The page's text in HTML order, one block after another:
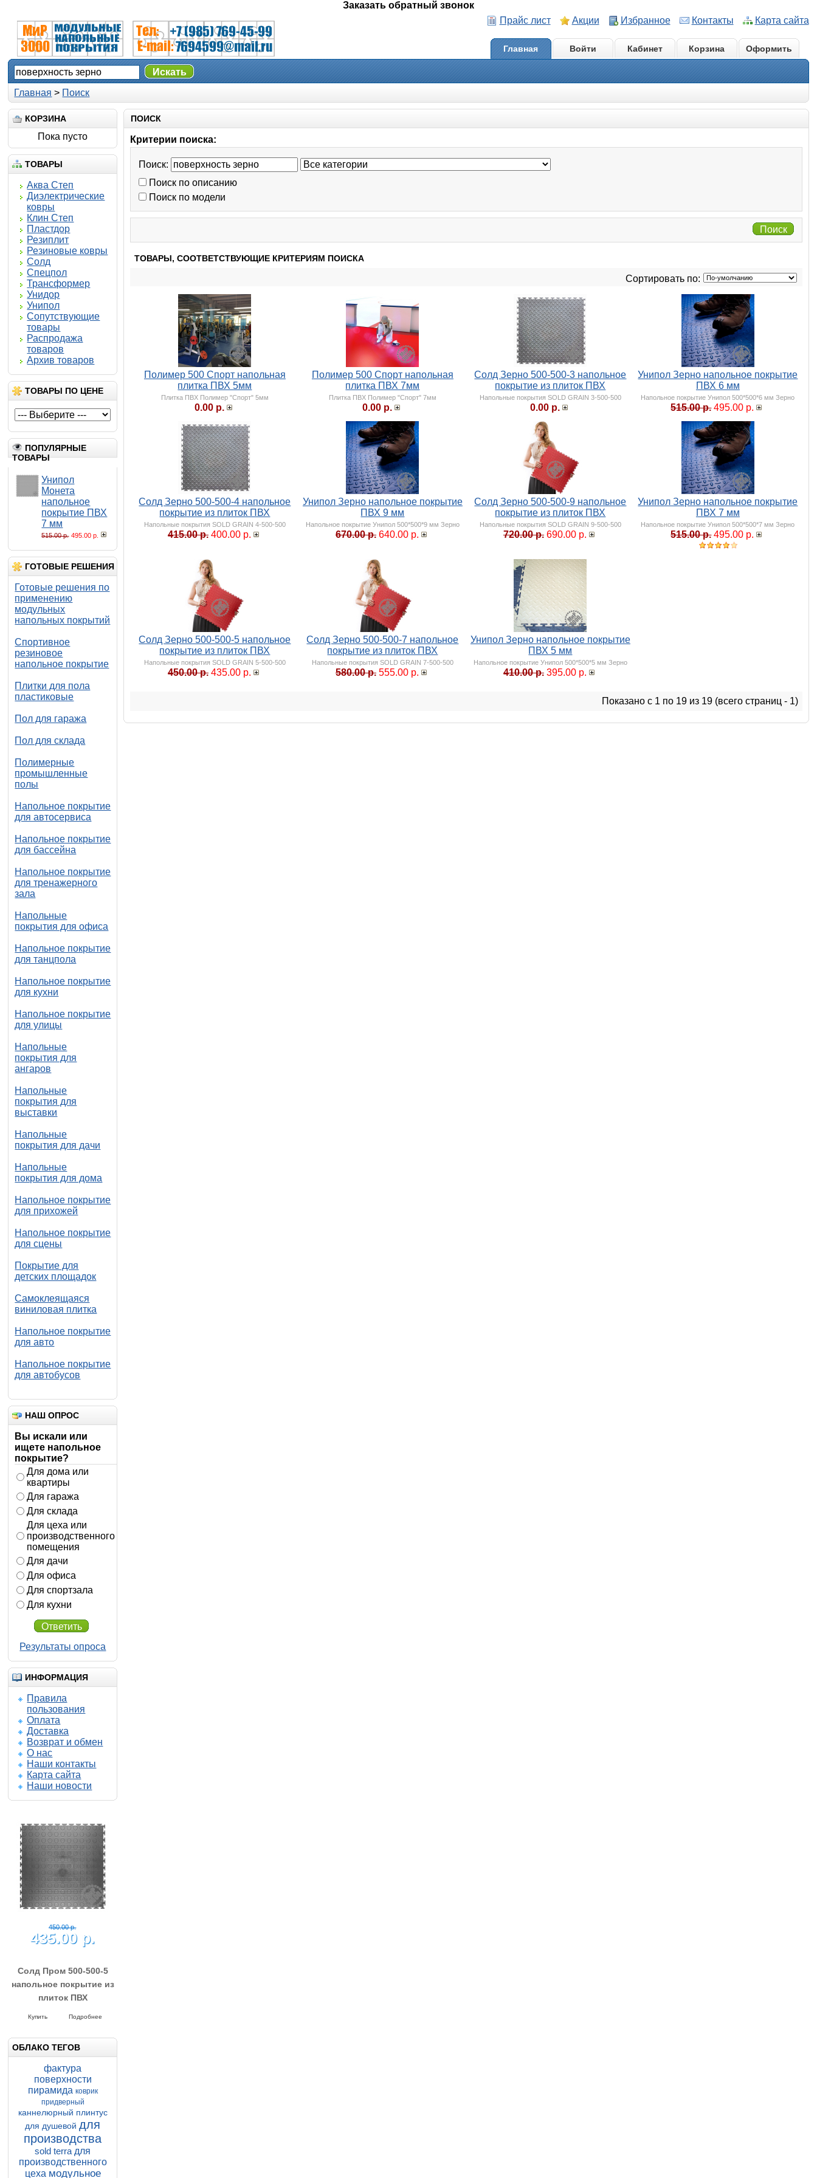
Заказать обратный звонок
Прайс лист
Акции Избранное Контакты Карта сайта
Главная Войти Кабинет Корзина Оформить
Искать
Главная > Поиск
КОРЗИНА
Пока пусто
ТОВАРЫ
Аква Степ
Диэлектрические
ковры
Клин Степ
Пластдор
Резиплит
Резиновые ковры
Солд
Спецпол
Трансформер
Унидор
Унипол
Сопутствующие
товары
Распродажа
товаров
Архив товаров
ТОВАРЫ ПО ЦЕНЕ
ПОПУЛЯРНЫЕ
ТОВАРЫ
Унипол
Монета
напольное
покрытие ПВХ
7 мм
515.00 р. 495.00 р.
ГОТОВЫЕ РЕШЕНИЯ
Готовые решения по
применению
модульных
напольных покрытий
Спортивное
резиновое
напольное покрытие
Плитки для пола
пластиковые
Пол для гаража
Пол для склада
Полимерные
промышленные
полы
Напольное покрытие
для автосервиса
Напольное покрытие
для бассейна
Напольное покрытие
для тренажерного
зала
Напольные
покрытия для офиса
Напольное покрытие
для танцпола
Напольное покрытие
для кухни
Напольное покрытие
для улицы
Напольные
покрытия для
ангаров
Напольные
покрытия для
выставки
Напольные
покрытия для дачи
Напольные
покрытия для дома
Напольное покрытие
для прихожей
Напольное покрытие
для сцены
Покрытие для
детских площадок
Самоклеящаяся
виниловая плитка
Напольное покрытие
для авто
Напольное покрытие
для автобусов
НАШ ОПРОС
Вы искали или
ищете напольное
покрытие?
Для дома или
квартиры
Для гаража
Для склада
Для цеха или
производственного
помещения
Для дачи
Для офиса
Для спортзала
Для кухни
Ответить
Результаты опроса
ИНФОРМАЦИЯ
Правила
пользования
Оплата
Доставка
Возврат и обмен
О нас
Наши контакты
Карта сайта
Наши новости
450.00 р.
435.00 р.
Солд Пром 500-500-5
580.00 р.
555.00 р.
напольное покрытие из
плиток ПВХ
7-500-500
Купить Подробнее
ОБЛАКО ТЕГОВ
фактура
поверхности
пирамида коврик
придверный
каннелюрный плинтус
для душевой для
производства
sold terra для
производственного
цеха модульное
ПОИСК
Критерии поиска:
Поиск:
Поиск по описанию
Поиск по модели
Поиск
ТОВАРЫ, СООТВЕТСТВУЮЩИЕ КРИТЕРИЯМ ПОИСКА
Сортировать по:
Полимер 500 Спорт напольная
плитка ПВХ 5мм
Плитка ПВХ Полимер "Спорт" 5мм
0.00 р.
Полимер 500 Спорт напольная
плитка ПВХ 7мм
Плитка ПВХ Полимер "Спорт" 7мм
0.00 р.
Солд Зерно 500-500-3 напольное
покрытие из плиток ПВХ
Напольные покрытия SOLD GRAIN 3-500-500
0.00 р.
Унипол Зерно напольное покрытие
ПВХ 6 мм
Напольное покрытие Унипол 500*500*6 мм Зерно
515.00 р. 495.00 р.
Солд Зерно 500-500-4 напольное
покрытие из плиток ПВХ
Напольные покрытия SOLD GRAIN 4-500-500
415.00 р. 400.00 р.
Унипол Зерно напольное покрытие
ПВХ 9 мм
Напольное покрытие Унипол 500*500*9 мм Зерно
670.00 р. 640.00 р.
Солд Зерно 500-500-9 напольное
покрытие из плиток ПВХ
Напольные покрытия SOLD GRAIN 9-500-500
720.00 р. 690.00 р.
Унипол Зерно напольное покрытие
ПВХ 7 мм
Напольное покрытие Унипол 500*500*7 мм Зерно
515.00 р. 495.00 р.
Солд Зерно 500-500-5 напольное
покрытие из плиток ПВХ
Напольные покрытия SOLD GRAIN 5-500-500
450.00 р. 435.00 р.
Солд Зерно 500-500-7 напольное
покрытие из плиток ПВХ
Напольные покрытия SOLD GRAIN 7-500-500
580.00 р. 555.00 р.
Унипол Зерно напольное покрытие
ПВХ 5 мм
Напольное покрытие Унипол 500*500*5 мм Зерно
410.00 р. 395.00 р.
Показано с 1 по 19 из 19 (всего страниц - 1)